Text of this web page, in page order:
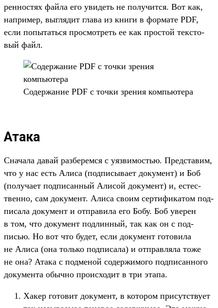
реннос­тях фай­ла его уви­деть не получит­ся. Вот как,
нап­ример, выг­лядит гла­ва из кни­ги в фор­мате PDF,
если попытать­ся прос­мотреть ее как прос­той тек­сто­
вый файл.
Со­дер­жание PDF с точ­ки зре­ния компь­юте­ра
Атака
Сна­чала давай раз­берем­ся с уяз­вимостью. Пред­ста­вим,
что у нас есть Али­са (под­писыва­ет документ) и Боб
(получа­ет под­писан­ный Али­сой документ) и, естес­
твен­но, сам документ. Али­са сво­им сер­тифика­том под­
писала документ и отпра­вила его Бобу. Боб уве­рен
в том, что документ под­линный, так как он с под­
писью. Но вот что будет, если документ готови­ла
не Али­са (она толь­ко под­писала) и отправ­ляла тоже
не она? Ата­ка с под­меной содер­жимого под­писан­ного
докумен­та обыч­но про­исхо­дит в три эта­па.
Ха­кер готовит документ, в котором при­сутс­тву­ет